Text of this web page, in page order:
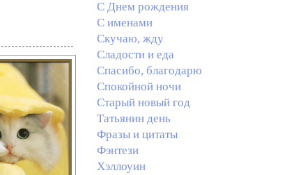
С Днем рождения
С именами
Скучаю, жду
Сладости и еда
Спасибо, благодарю
Спокойной ночи
Старый новый год
Татьянин день
Фразы и цитаты
Фэнтези
Хэллоуин